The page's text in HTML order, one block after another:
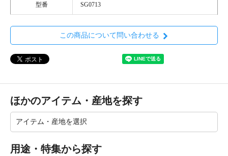
型番 SG0713
この商品について問い合わせる
ほかのアイテム・産地を探す
用途・特集から探す